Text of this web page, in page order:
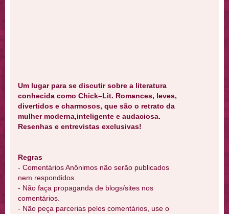
Um lugar para se discutir sobre a literatura
conhecida como Chick–Lit. Romances, leves,
divertidos e charmosos, que são o retrato da
mulher moderna,inteligente e audaciosa.
Resenhas e entrevistas exclusivas!
Regras
- Comentários Anônimos não serão publicados
nem respondidos.
- Não faça propaganda de blogs/sites nos
comentários.
- Não peça parcerias pelos comentários, use o